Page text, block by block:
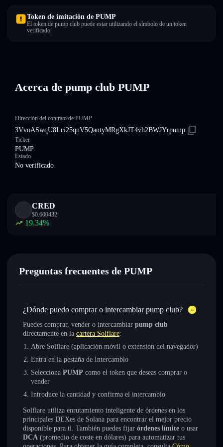
Token de imitación de PUMP
El token de pump club puede estar utilizando el símbolo de un token
verificado.
Acerca de pump club PUMP
Dirección del contrato de PUMP
3VvoASwqU8Lci25quV5QantyMRgXkJT4vh2BWJYrpump
Ticker
PUMP
Estado
No verificado
CRED
$0.600432
19.34%
Preguntas frecuentes de PUMP
¿Dónde puedo comprar o intercambiar pump club?
Puedes comprar, vender o intercambiar pump club
directamente en la cartera Solflare:
Abre Solflare (aplicación móvil o extensión del navegador)
Entra en la pestaña de Intercambio
Selecciona PUMP como el token que deseas comprar o
vender
Introduce la cantidad y confirma el intercambio
Solflare utiliza enrutamiento inteligente de órdenes en los
principales DEXes de Solana para encontrar el mejor precio
disponible para ti. También puedes fijar órdenes límite o usar
DCA (promedio de coste en dólares) para automatizar tus